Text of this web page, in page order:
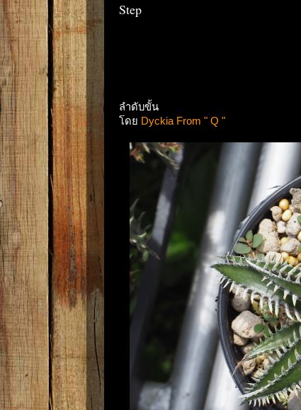
Step
ลำดับขั้น
โดย Dyckia From " Q "